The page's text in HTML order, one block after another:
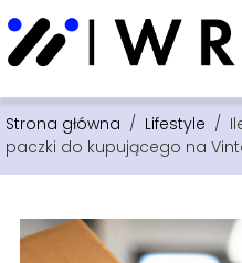
Strona główna / Lifestyle /
paczki do kupującego na